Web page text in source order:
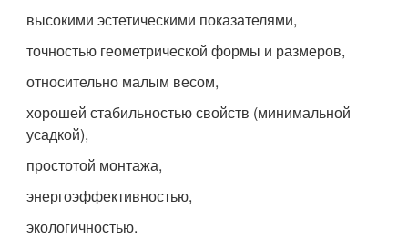
высокими эстетическими показателями,
точностью геометрической формы и размеров,
относительно малым весом,
хорошей стабильностью свойств (минимальной
усадкой),
простотой монтажа,
энергоэффективностью,
экологичностью.